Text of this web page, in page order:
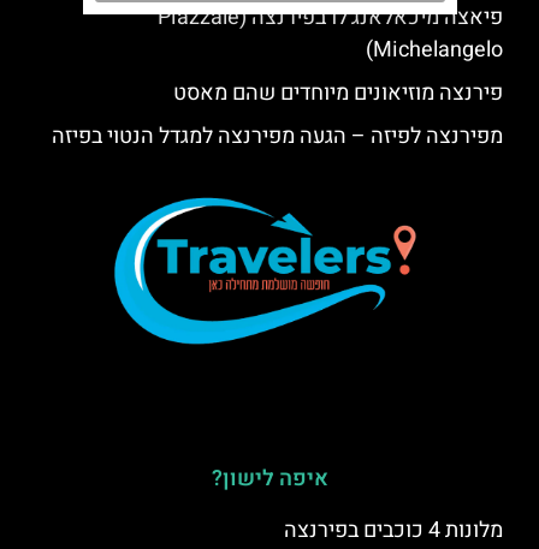
פיאצה מיכאלאנג'לו בפירנצה (Piazzale
Michelangelo)
פירנצה מוזיאונים מיוחדים שהם מאסט
מפירנצה לפיזה – הגעה מפירנצה למגדל הנטוי בפיזה
איפה לישון?
מלונות 4 כוכבים בפירנצה